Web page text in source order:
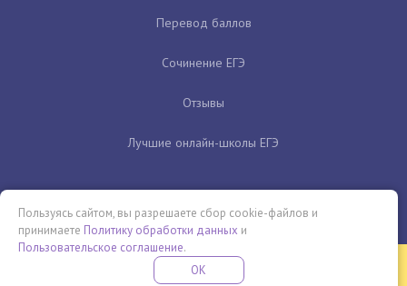
Перевод баллов
Сочинение ЕГЭ
Отзывы
Лучшие онлайн-школы ЕГЭ
Бесплатная летняя школа
Пользуясь сайтом, вы разрешаете сбор cookie-файлов и
принимаете Политику обработки данных и
Пользовательское соглашение.
OK